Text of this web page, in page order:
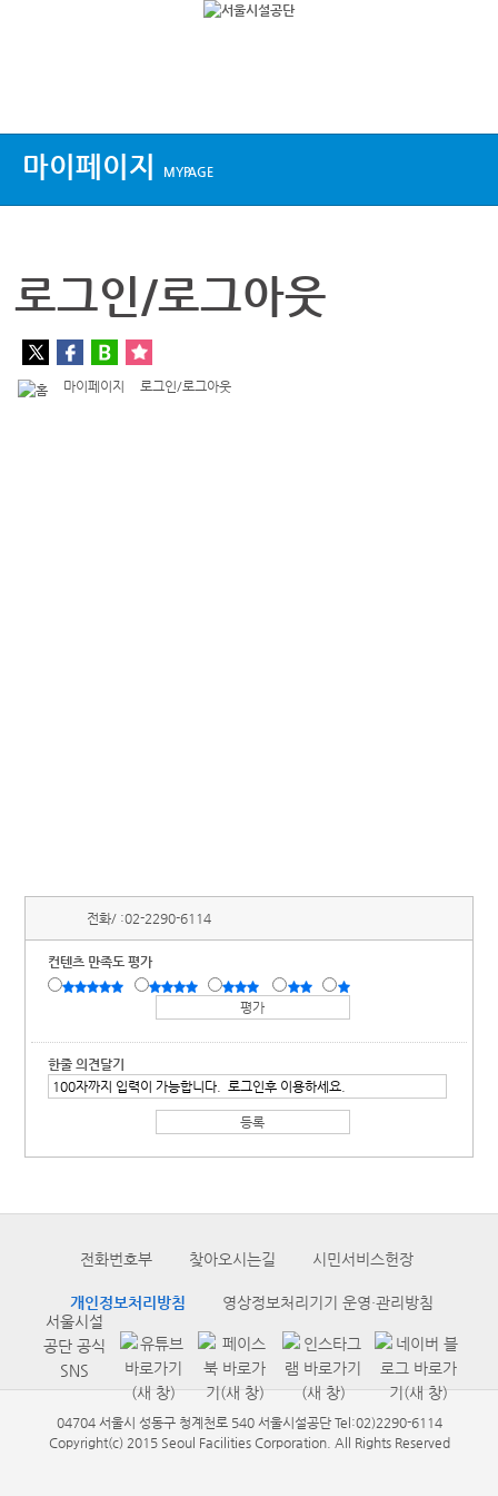
마이페이지 MYPAGE
로그인/로그아웃
마이페이지 로그인/로그아웃
전화/ :02-2290-6114
컨텐츠 만족도 평가
한줄 의견달기
전화번호부 찾아오시는길 시민서비스헌장
개인정보처리방침
영상정보처리기기 운영·관리방침
서울시설
공단 공식
SNS
04704 서울시 성동구 청계천로 540 서울시설공단 Tel:02)2290-6114
Copyright(c) 2015 Seoul Facilities Corporation. All Rights Reserved